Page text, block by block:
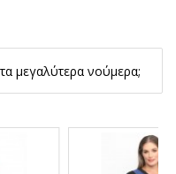
μεγαλύτερα νούμερα;